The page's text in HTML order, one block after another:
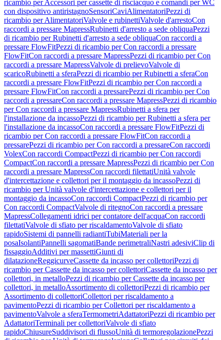
ricambio per Accessori per cassette di risciacquo e comandi per WC
con dispositivo antiristagnoSensoriCaviAlimentatoriPezzi di
ricambio per AlimentatoriValvole e rubinettiValvole d'arrestoCon
raccordi a pressare MapressRubinetti d'arresto a sede obliquaPezzi
di ricambio per Rubinetti d'arresto a sede obliquaCon raccordi a
pressare FlowFitPezzi di ricambio per Con raccordi a pressare
FlowFitCon raccordi a pressare MapressPezzi di ricambio per Con
raccordi a pressare MapressValvole di prelievoValvole di
scaricoRubinetti a sferaPezzi di ricambio per Rubinetti a sferaCon
raccordi a pressare FlowFitPezzi di ricambio per Con raccordi a
pressare FlowFitCon raccordi a pressarePezzi di ricambio per Con
raccordi a pressareCon raccordi a pressare MapressPezzi di ricambio
per Con raccordi a pressare MapressRubinetti a sfera per
l'installazione da incassoPezzi di ricambio per Rubinetti a sfera per
l'installazione da incassoCon raccordi a pressare FlowFitPezzi di
ricambio per Con raccordi a pressare FlowFitCon raccordi a
pressarePezzi di ricambio per Con raccordi a pressareCon raccordi
VolexCon raccordi CompactPezzi di ricambio per Con raccordi
CompactCon raccordi a pressare MapressPezzi di ricambio per Con
raccordi a pressare MapressCon raccordi filettatiUnità valvole
d'intercettazione e collettori per il montaggio da incassoPezzi di
ricambio per Unità valvole d'intercettazione e collettori per il
montaggio da incassoCon raccordi CompactPezzi di ricambio per
Con raccordi CompactValvole di ritegnoCon raccordi a pressare
MapressCollegamenti idrici per contatore dell'acquaCon raccordi
filettatiValvole di sfiato per riscaldamentoValvole di sfiato
rapidoSistemi di pannelli radiantiTubiMateriali per la
posaIsolantiPannelli sagomatiBande perimetraliNastri adesiviClip di
fissaggioAdditivi per massettiGiunti di
dilatazioneReggicurveCassette da incasso per collettoriPezzi di
ricambio per Cassette da incasso per collettoriCassette da incasso per
collettori, in metalloPezzi di ricambio per Cassette da incasso per
collettori, in metalloAssortimento di collettoriPezzi di ricambio per
Assortimento di collettoriCollettori per riscaldamento a
pavimentoPezzi di ricambio per Collettori per riscaldamento a
pavimentoValvole a sferaTermometriAdattatoriPezzi di ricambio per
AdattatoriTerminali per collettoriValvole di sfiato
rapidoChiusureSuddivisori di flussoUnità di termoregolazionePezzi